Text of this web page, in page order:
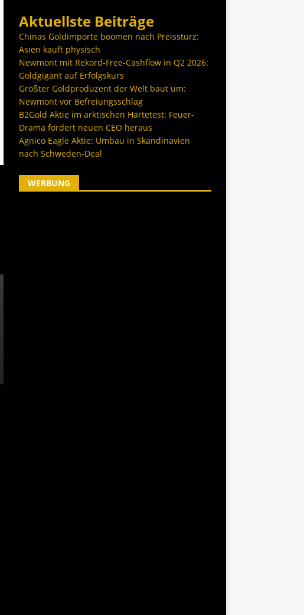
Aktuellste Beiträge
Chinas Goldimporte boomen nach Preissturz:
Asien kauft physisch
Newmont mit Rekord-Free-Cashflow in Q2 2026:
Goldgigant auf Erfolgskurs
Größter Goldproduzent der Welt baut um:
Newmont vor Befreiungsschlag
B2Gold Aktie im arktischen Härtetest: Feuer-
Drama fordert neuen CEO heraus
Agnico Eagle Aktie: Umbau in Skandinavien
nach Schweden-Deal
WERBUNG